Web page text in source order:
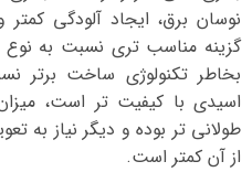
نوسان برق، ایجاد آلودگی کمتر
گزینه مناسب تری نسبت به
بخاطر تکنولوژی ساخت برتر
اسیدی با کیفیت تر است،
طولانی تر بوده و دیگر نیاز
از آن کمتر است.